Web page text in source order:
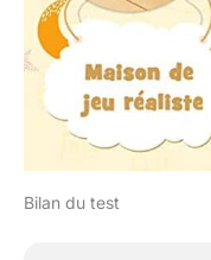
Bilan du test